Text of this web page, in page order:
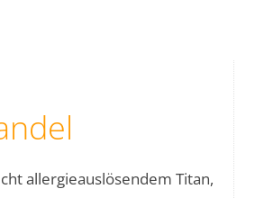
allergieauslösendem Titan,